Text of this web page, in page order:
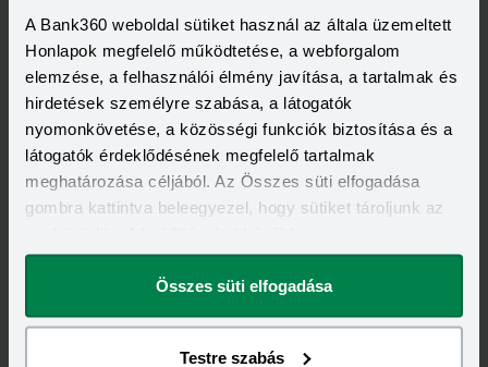
A Bank360 weboldal sütiket használ az általa üzemeltett
Honlapok megfelelő működtetése, a webforgalom
elemzése, a felhasználói élmény javítása, a tartalmak és
hirdetések személyre szabása, a látogatók
nyomonkövetése, a közösségi funkciók biztosítása és a
látogatók érdeklődésének megfelelő tartalmak
meghatározása céljából. Az Összes süti elfogadása
gombra kattintva beleegyezel, hogy sütiket tároljunk az
megváltoztathatod.
Összes süti elfogadása
Testre szabás
Kapcsolódó cikkek